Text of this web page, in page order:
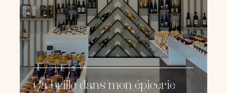
Ça brille dans mon épicerie